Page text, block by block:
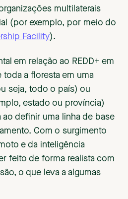
multilaterais
(por exemplo, por meio do
Facility).
em relação ao REDD+ em
a floresta em uma
seja, todo o país) ou
estado ou província)
definir uma linha de base
Com o surgimento
e da inteligência
feito de forma realista com
o que leva a algumas